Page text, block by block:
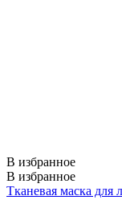
В избранное
В избранное
Тканевая маска